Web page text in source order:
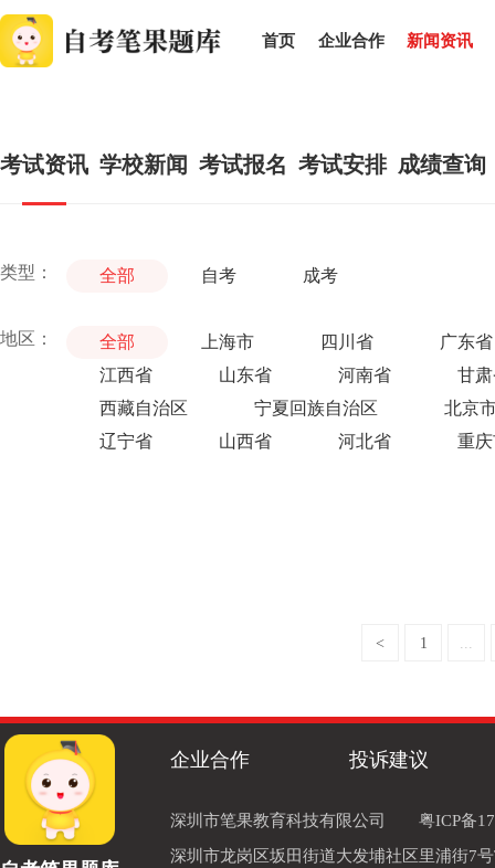
首页 企业合作 新闻资讯
考试资讯 学校新闻 考试报名 考试安排 成绩查询
类型： 全部 自考 成考
地区： 全部 上海市 四川省
广东省
江西省
山东省 河南省
甘
西藏自治区
宁夏回族自治区
北京
辽宁省
山西省 河北省 重
< 1 ...
企业合作 投诉建议
深圳市笔果教育科技有限公司
粤ICP备
深圳市龙岗区坂田街道大发埔社区里浦街7